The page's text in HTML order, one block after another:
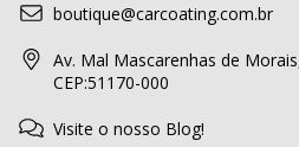
boutique@carcoating.com.br
Av. Mal Mascarenhas de
CEP:51170-000
Visite o nosso Blog!